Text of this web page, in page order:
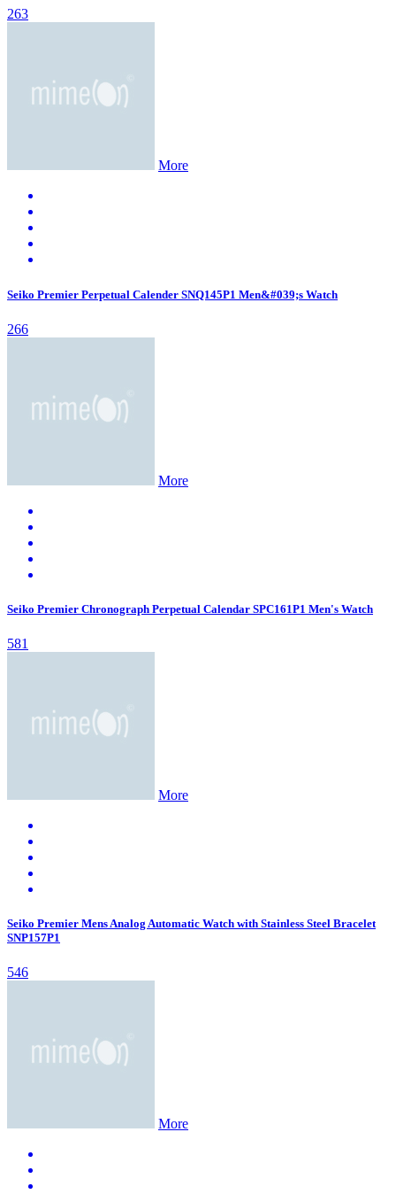
263
More
Seiko Premier Perpetual Calender SNQ145P1 Men&#039;s Watch
266
More
Seiko Premier Chronograph Perpetual Calendar SPC161P1 Men's Watch
581
More
Seiko Premier Mens Analog Automatic Watch with Stainless Steel Bracelet
SNP157P1
546
More